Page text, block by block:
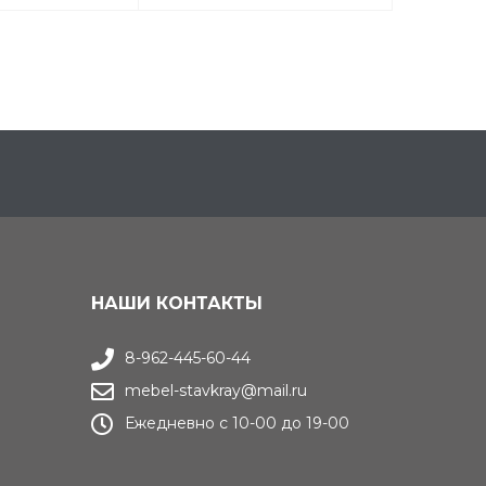
НАШИ КОНТАКТЫ
8-962-445-60-44
mebel-stavkray@mail.ru
Ежедневно с 10-00 до 19-00